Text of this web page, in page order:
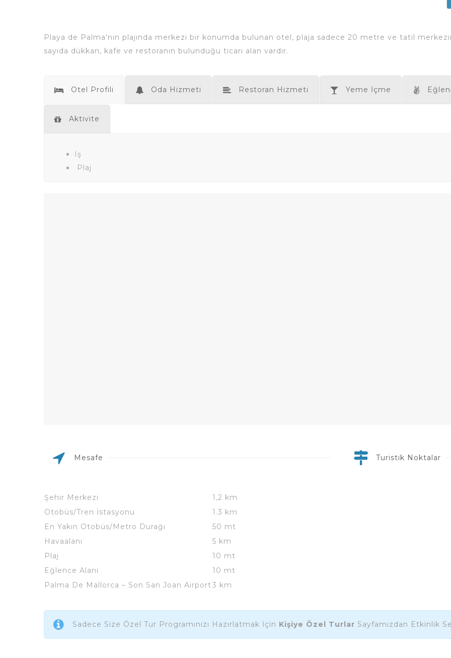
Playa de Palma’nın plajında ​​merkezi bir konumda bulunan otel, plaja sadece 20 metre ve tatil
sayıda dükkan, kafe ve restoranın bulunduğu ticari alan vardır.
Otel Profili Oda Hizmeti Restoran Hizmeti Yeme İçme
Aktivite
Iş
Plaj
Mesafe
Şehir Merkezi
1,2 km
Otobüs/Tren İstasyonu
1.3 km
En Yakın Otobüs/Metro Durağı
50 mt
Havaalanı
5 km
Plaj
10 mt
Eğlence Alanı
10 mt
Palma De Mallorca – Son San Joan Airport3 km
Turistik Noktalar
Sadece Size Özel Tur Programınızı Hazırlatmak İçin Kişiye Özel Turlar Sayfamızdan Etkinlik